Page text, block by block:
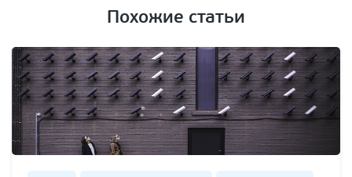
Похожие статьи